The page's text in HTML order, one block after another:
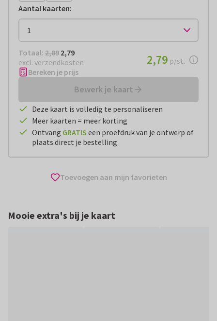
Aantal kaarten:
Totaal: € 2,79
Totaal: 2,89 2,79
excl. verzendkosten
€ 2,79per stuk
2,79 p/st.
Bereken je prijs
Bewerk je kaart
Deze kaart is volledig te personaliseren
Meer kaarten = meer korting
Ontvang GRATIS een proefdruk van je ontwerp of
plaats direct je bestelling
Toevoegen aan mijn favorieten
Mooie extra's bij je kaart